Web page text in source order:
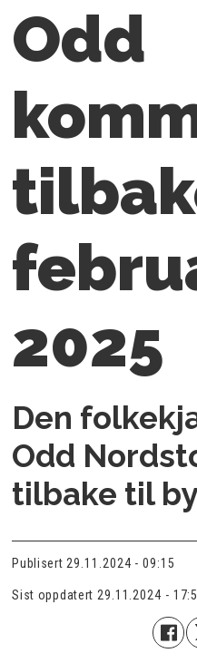
Odd
2025
Den
Odd
tilbake til
Publisert 29.11.2024 - 09:15
Sist oppdatert 29.11.2024 -